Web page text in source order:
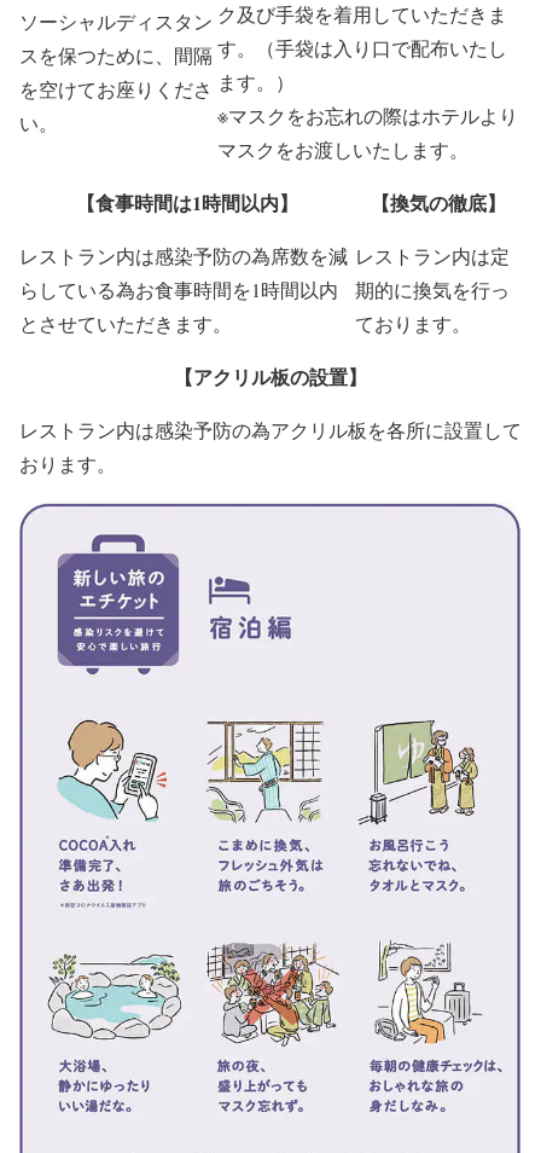
ソーシャルディスタン
スを保つために、間隔
を空けてお座りくださ
い。
ク及び手袋を着用していただきま
す。（手袋は入り口で配布いたし
ます。）
※マスクをお忘れの際はホテルより
マスクをお渡しいたします。
【食事時間は1時間以内】
レストラン内は感染予防の為席数を減
らしている為お食事時間を1時間以内
とさせていただきます。
【換気の徹底】
レストラン内は定
期的に換気を行っ
ております。
【アクリル板の設置】
レストラン内は感染予防の為アクリル板を各所に設置して
おります。